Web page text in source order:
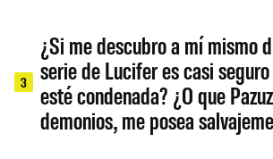
3
¿Si me descubro a mí mismo
serie de Lucifer es casi
esté condenada? ¿O que
demonios, me posea